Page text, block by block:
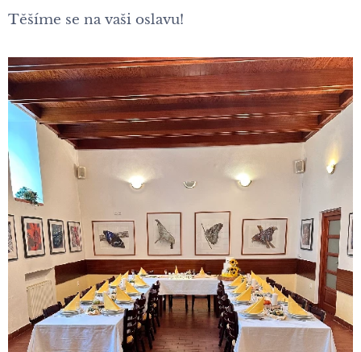
Těšíme se na vaši oslavu!